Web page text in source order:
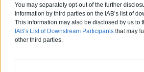
You may separately opt-out of the further
information by third parties on the IAB’s list of
This information may also be disclosed by us to
IAB’s List of Downstream Participants that may
other third parties.
Ouvertures et autres
un abri de jardin